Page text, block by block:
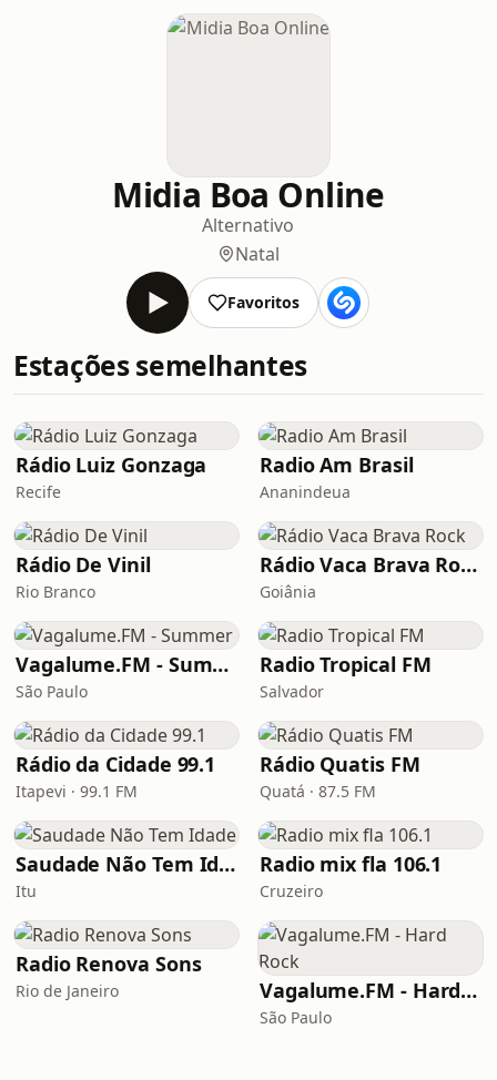
Midia Boa Online
Alternativo
Natal
Favoritos
Estações semelhantes
Rádio Luiz Gonzaga
Recife
Radio Am Brasil
Ananindeua
Rádio De Vinil
Rio Branco
Rádio Vaca Brava Rock
Goiânia
Vagalume.FM - Summer
São Paulo
Radio Tropical FM
Salvador
Rádio da Cidade 99.1
Itapevi · 99.1 FM
Rádio Quatis FM
Quatá · 87.5 FM
Saudade Não Tem Idade
Itu
Radio mix fla 106.1
Cruzeiro
Radio Renova Sons
Rio de Janeiro Vagalume.FM - Hard Rock
São Paulo